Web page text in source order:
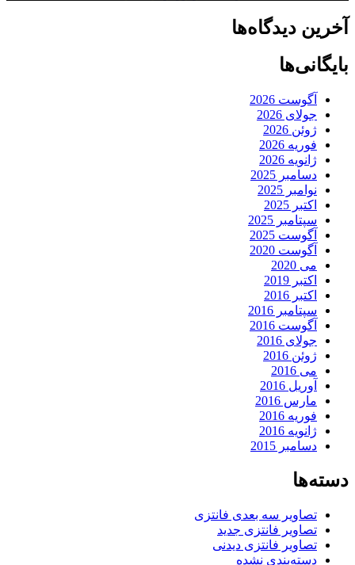
آخرین دیدگاه‌ها
بایگانی‌ها
آگوست 2026
جولای 2026
ژوئن 2026
فوریه 2026
ژانویه 2026
دسامبر 2025
نوامبر 2025
اکتبر 2025
سپتامبر 2025
آگوست 2025
آگوست 2020
می 2020
اکتبر 2019
اکتبر 2016
سپتامبر 2016
آگوست 2016
جولای 2016
ژوئن 2016
می 2016
آوریل 2016
مارس 2016
فوریه 2016
ژانویه 2016
دسامبر 2015
دسته‌ها
تصاویر سه بعدی فانتزی
تصاویر فانتزی جدید
تصاویر فانتزی دیدنی
دسته‌بندی نشده